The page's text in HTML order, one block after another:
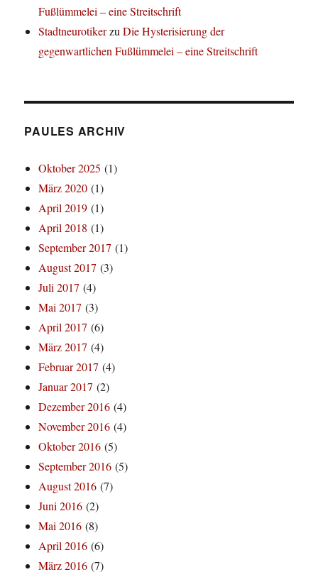
Fußlümmelei – eine Streitschrift
StadtneurotikerzuDie Hysterisierung der
gegenwartlichen Fußlümmelei – eine Streitschrift
PAULES ARCHIV
Oktober 2025 (1)
März 2020 (1)
April 2019 (1)
April 2018 (1)
September 2017 (1)
August 2017 (3)
Juli 2017 (4)
Mai 2017 (3)
April 2017 (6)
März 2017 (4)
Februar 2017 (4)
Januar 2017 (2)
Dezember 2016 (4)
November 2016 (4)
Oktober 2016 (5)
September 2016 (5)
August 2016 (7)
Juni 2016 (2)
Mai 2016 (8)
April 2016 (6)
März 2016 (7)